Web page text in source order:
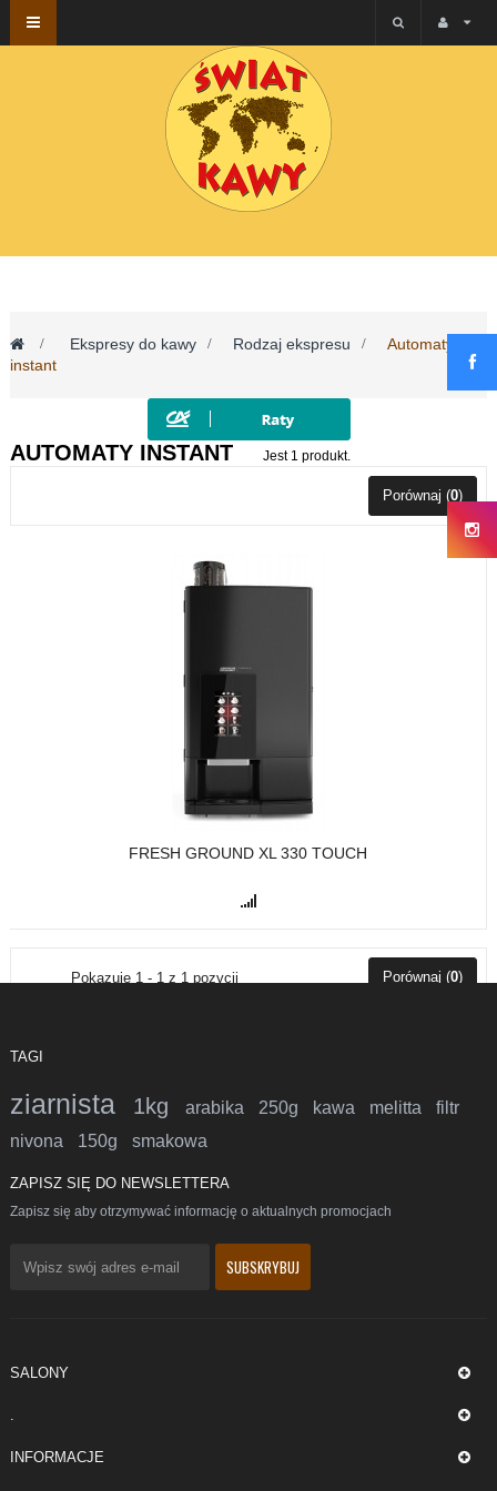
Przełącz
nawigacji
> Ekspresy do kawy > Rodzaj ekspresu >
Automaty
instant
AUTOMATY INSTANT Jest 1 produkt.
Porównaj (0)
FRESH GROUND XL 330 TOUCH
Pokazuje 1 - 1 z 1 pozycji Porównaj (0)
TAGI
ziarnista 1kg arabika 250g kawa melitta filtr
nivona 150g smakowa
ZAPISZ SIĘ DO NEWSLETTERA
Zapisz się aby otrzymywać informację o aktualnych promocjach
SALONY
.
INFORMACJE